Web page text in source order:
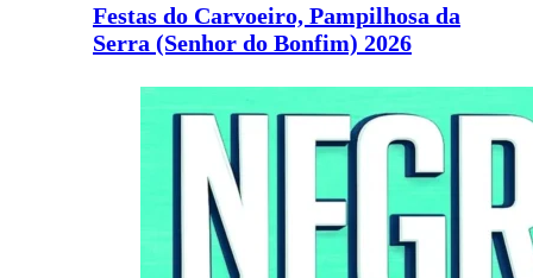
Festas do Carvoeiro, Pampilhosa da
Serra (Senhor do Bonfim) 2026